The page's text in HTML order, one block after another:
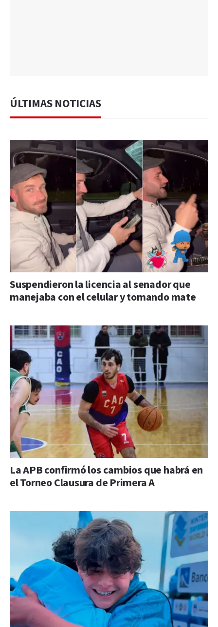
ÚLTIMAS NOTICIAS
Suspendieron la licencia al senador que
manejaba con el celular y tomando mate
La APB confirmó los cambios que habrá en
el Torneo Clausura de Primera A